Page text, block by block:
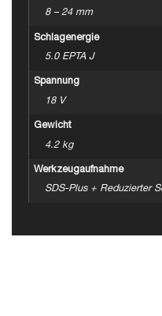
8 – 24 mm
Schlagenergie
5.0 EPTA J
Spannung
18 V
Gewicht
4.2 kg
Werkzeugaufnahme
SDS-Plus + Reduzierter